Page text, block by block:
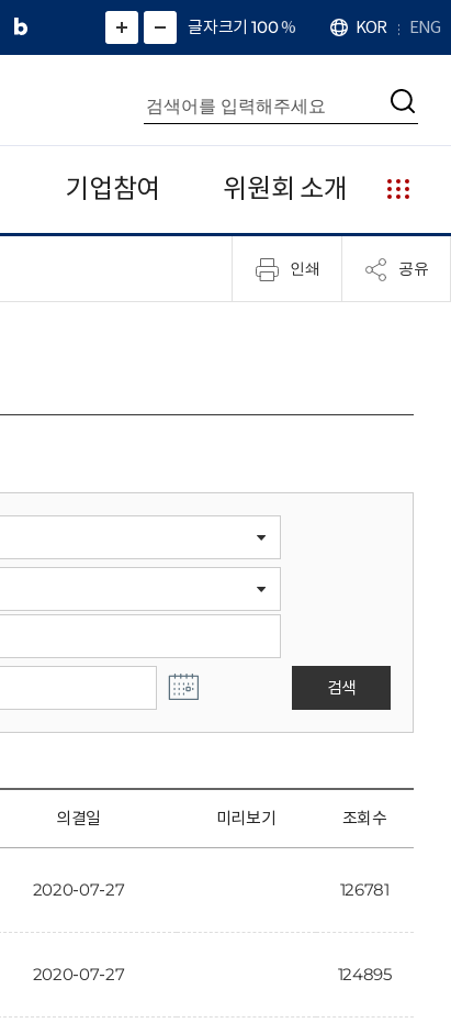
네
그
)
화
면
면
소
확
대
치
글자크기 100%
언
어
KOR ENG
통
합
검
색
검
기업참여 위원회 소개
누
리
집
안
인쇄 공유
검색
의결일 미리보기 조회수
2020-07-27 126781
2020-07-27 124895